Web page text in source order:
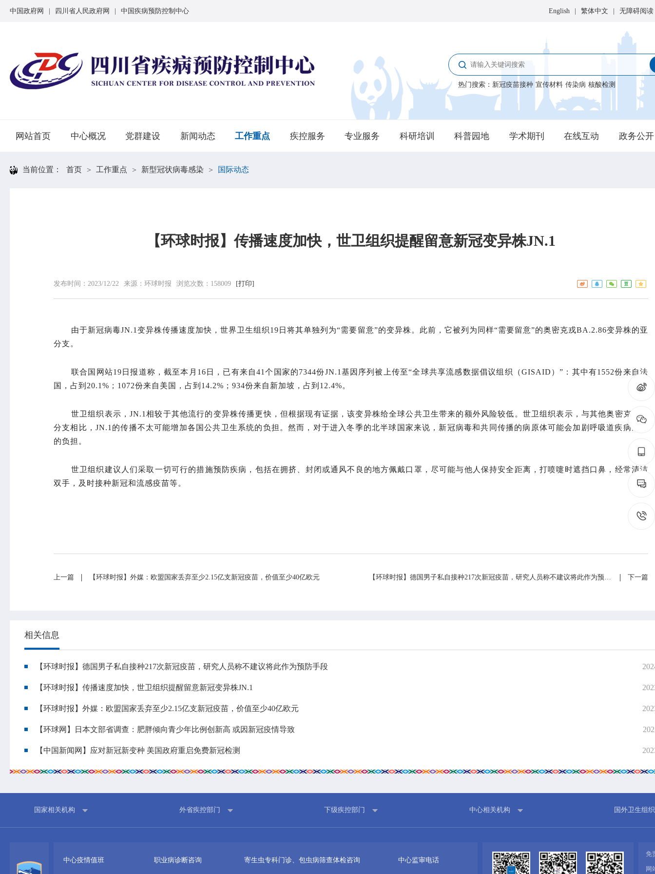
中心简介
领导信息
专家介绍
理论学习
共青团活动
市州动态
通知公告
预警信息
门诊服
检验服
艾滋病
构名录
业务指导
培训交流
健康生活方式
计划总
网上公
信息公
中国政府网 | 四川省人民政府网 | 中国疾病预防控制中心 English | 繁体中文 | 无障碍阅读
热门搜索 ： 新冠疫苗接种 宣传材料 传染病 核酸检测
网站首页 中心概况 党群建设 新闻动态 工作重点 疾控服务 专业服务 科研培训 科普园地 学术期刊 在线互动 政务公开
当前位置： 首页 > 工作重点 > 新型冠状病毒感染 > 国际动态
【环球时报】传播速度加快，世卫组织提醒留意新冠变异株JN.1
发布时间： 2023/12/22 来源： 环球时报 浏览次数： 158009 [打印]
由于新冠病毒JN.1变异株传播速度加快，世界卫生组织19日将其单独列为“需要留意”的变异株。此前，它被列为同样“需要留意”的奥密克戎BA.2.86变异株的亚
分支。
联合国网站19日报道称，截至本月16日，已有来自41个国家的7344份JN.1基因序列被上传至“全球共享流感数据倡议组织（GISAID）”：其中有1552份来自法
国，占到20.1%；1072份来自美国，占到14.2%；934份来自新加坡，占到12.4%。
世卫组织表示，JN.1相较于其他流行的变异株传播更快，但根据现有证据，该变异株给全球公共卫生带来的额外风险较低。世卫组织表示，与其他奥密克戎亚
分支相比，JN.1的传播不太可能增加各国公共卫生系统的负担。然而，对于进入冬季的北半球国家来说，新冠病毒和共同传播的病原体可能会加剧呼吸道疾病感染
的负担。
世卫组织建议人们采取一切可行的措施预防疾病，包括在拥挤、封闭或通风不良的地方佩戴口罩，尽可能与他人保持安全距离，打喷嚏时遮挡口鼻，经常清洁
双手，及时接种新冠和流感疫苗等。
上一篇 【环球时报】外媒：欧盟国家丢弃至少2.15亿支新冠疫苗，价值至少40亿欧元 【环球时报】德国男子私自接种217次新冠疫苗，研究人员称不建议将此作为预防手段 下一篇
相关信息
【环球时报】德国男子私自接种217次新冠疫苗，研究人员称不建议将此作为预防手段
【环球时报】传播速度加快，世卫组织提醒留意新冠变异株JN.1
【环球时报】外媒：欧盟国家丢弃至少2.15亿支新冠疫苗，价值至少40亿欧元
【环球网】日本文部省调查：肥胖倾向青少年比例创新高 或因新冠疫情导致
【中国新闻网】应对新冠新变种 美国政府重启免费新冠检测
国家相关机构 外省疾控部门 下级疾控部门 中心相关机构 国外卫生组织
中心疫情值班 职业病诊断咨询 寄生虫专科门诊、包虫病筛查体检咨询 中心监审电话
免
网